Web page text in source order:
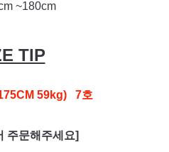
~180cm
TIP
59kg) 7호
주문해주세요]